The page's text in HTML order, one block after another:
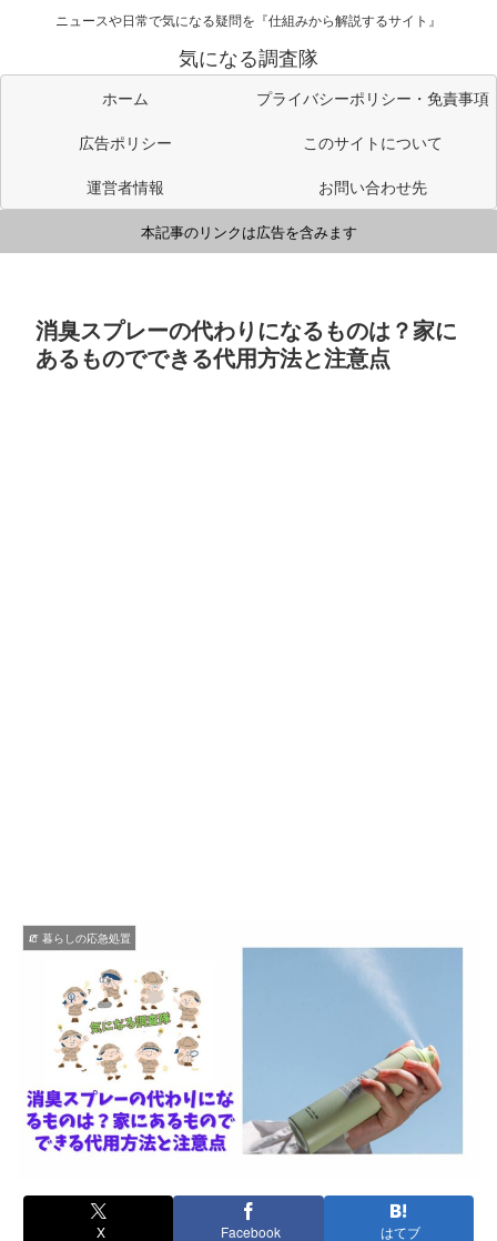
ニュースや日常で気になる疑問を『仕組みから解説するサイト』
気になる調査隊
ホーム
プライバシーポリシー・免責事項
広告ポリシー
このサイトについて
運営者情報
お問い合わせ先
本記事のリンクは広告を含みます
消臭スプレーの代わりになるものは？家に
あるものでできる代用方法と注意点
🧯 暮らしの応急処置
X Facebook はてブ